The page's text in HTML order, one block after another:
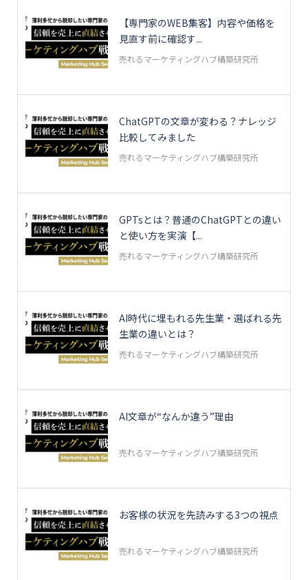
【専門家のWEB集客】内容や価格を
見直す前に確認す...
売れるマーケティングハブ構築研究所
ChatGPTの文章が変わる？ナレッジ
比較してみました
売れるマーケティングハブ構築研究所
GPTsとは？普通のChatGPTとの違い
と使い方を実演【...
売れるマーケティングハブ構築研究所
AI時代に埋もれる先生業・選ばれる先
生業の違いとは？
売れるマーケティングハブ構築研究所
AI文章が“なんか違う”理由
売れるマーケティングハブ構築研究所
お客様の状況を先読みする3つの視点
売れるマーケティングハブ構築研究所